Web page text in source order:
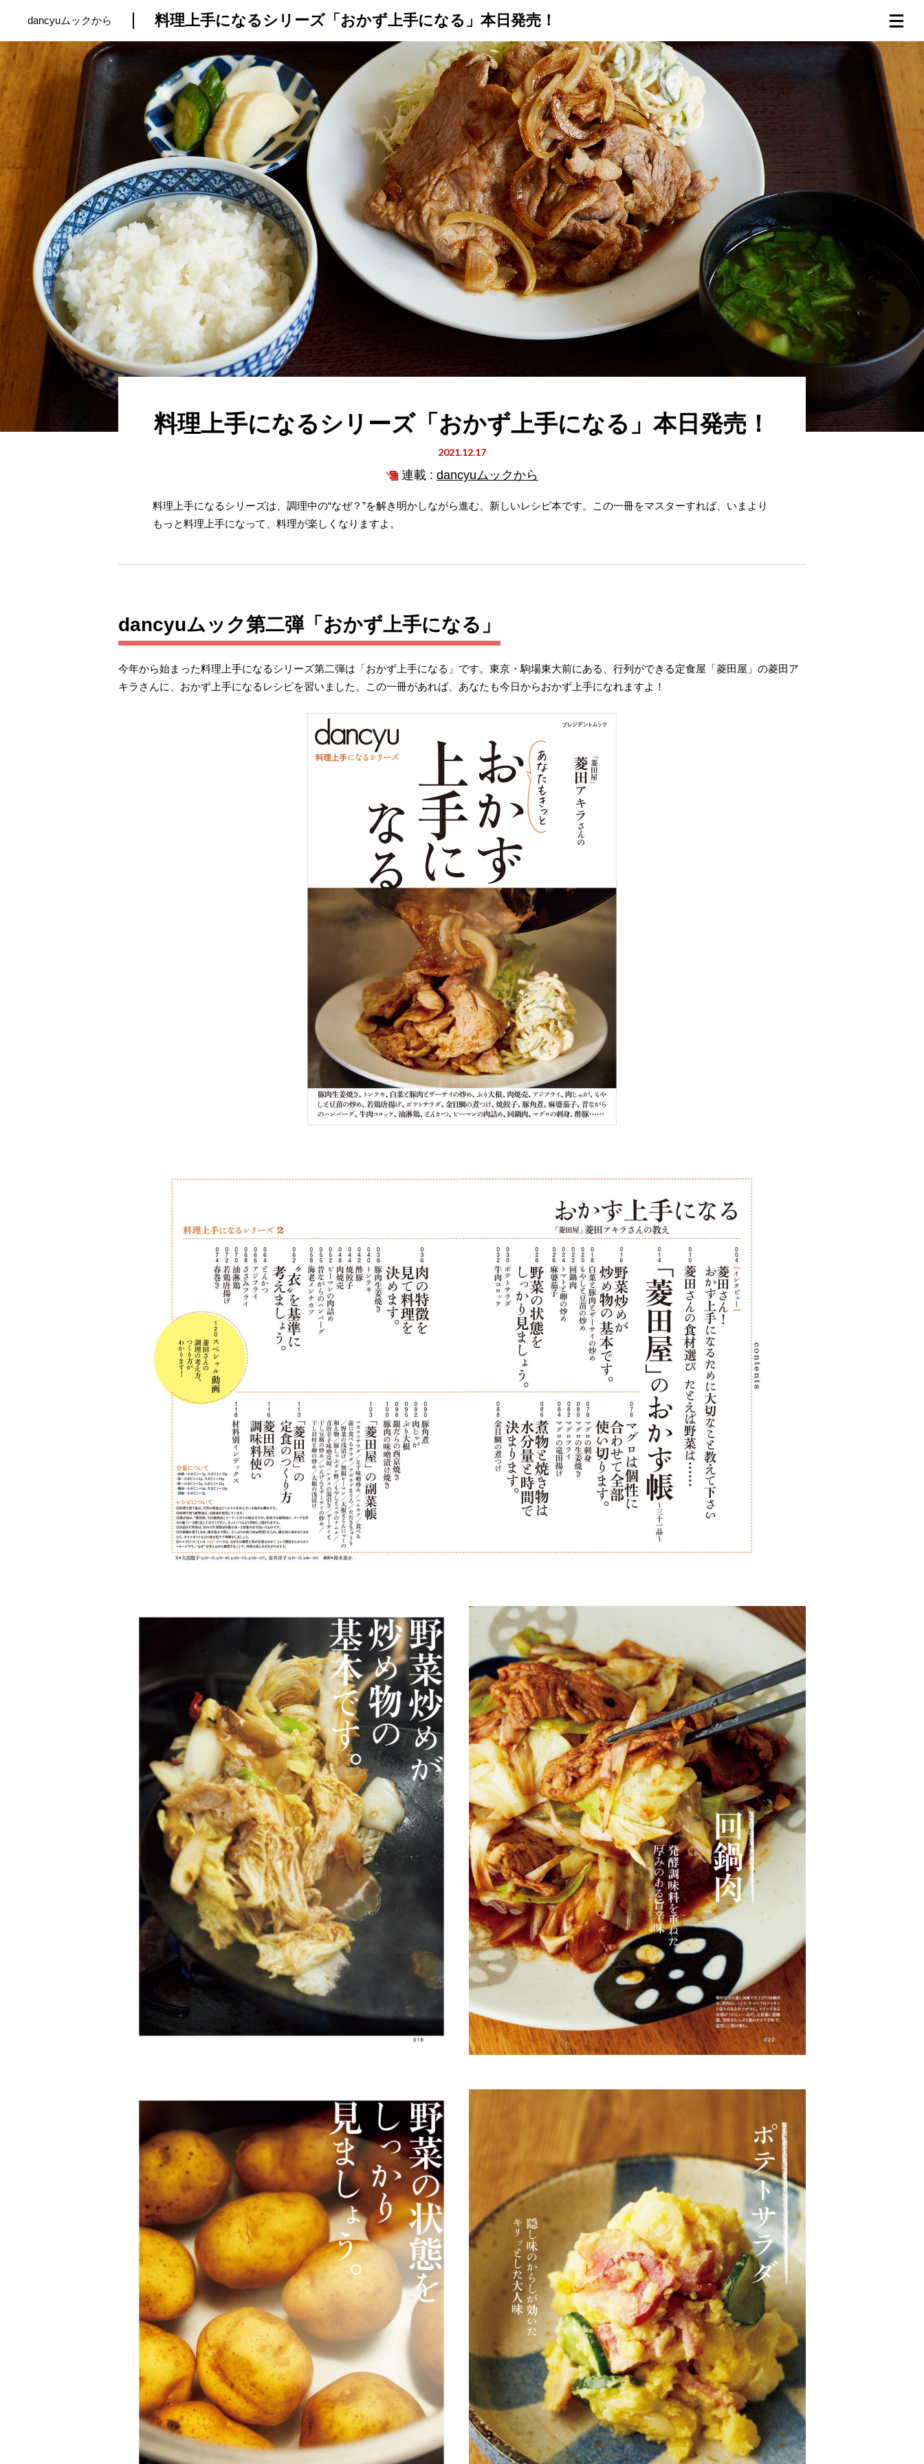
トップ プロが教えるレシピ 厳選！店探し 食のストーリー
dancyuムックから 料理上手になるシリーズ「おかず上手になる」本日発売！
料理上手になるシリーズ「おかず上手になる」本日発売！
2021.12.17
連載 : dancyuムックから
料理上手になるシリーズは、調理中の“なぜ？”を解き明かしながら進む、新しいレシピ本です。この一冊をマスターすれば、いまより
もっと料理上手になって、料理が楽しくなりますよ。
dancyuムック第二弾「おかず上手になる」
今年から始まった料理上手になるシリーズ第二弾は「おかず上手になる」です。東京・駒場東大前にある、行列ができる定食屋「菱田屋」の菱田ア
キラさんに、おかず上手になるレシピを習いました。この一冊があれば、あなたも今日からおかず上手になれますよ！